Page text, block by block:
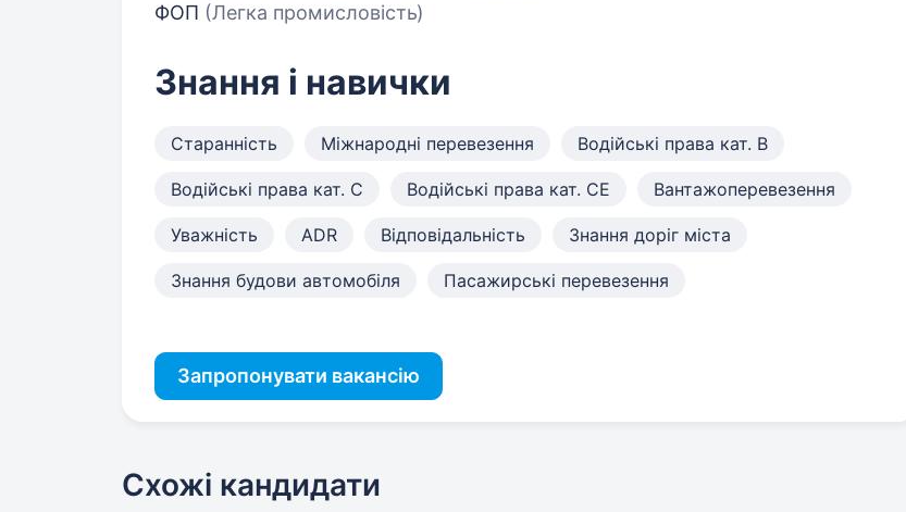
ФОП (Легка промисловість)
Знання і навички
Старанність Міжнародні перевезення Водійські права кат. B
Водійські права кат. C Водійські права кат. CE Вантажоперевезення
Уважність ADR Відповідальність Знання доріг міста
Знання будови автомобіля Пасажирські перевезення
Запропонувати вакансію
Схожі кандидати